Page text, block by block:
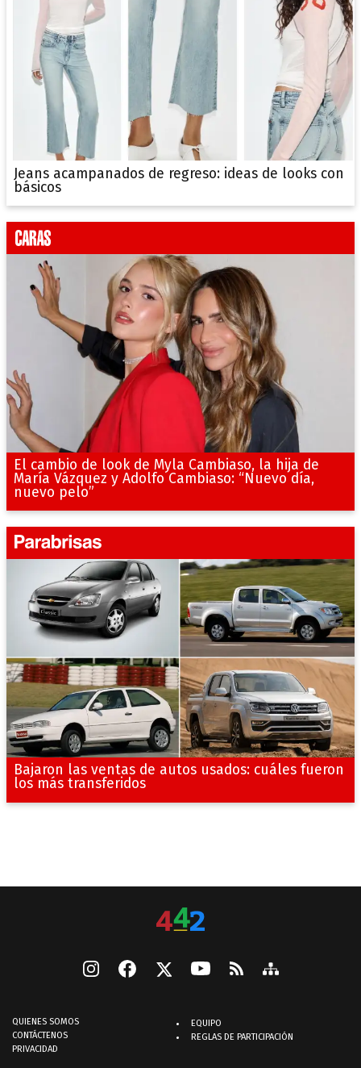
Jeans acampanados de regreso: ideas de looks con
básicos
El cambio de look de Myla Cambiaso, la hija de
María Vázquez y Adolfo Cambiaso: “Nuevo día,
nuevo pelo”
Bajaron las ventas de autos usados: cuáles fueron
los más transferidos
QUIENES SOMOS
CONTÁCTENOS
PRIVACIDAD
EQUIPO
REGLAS DE PARTICIPACIÓN